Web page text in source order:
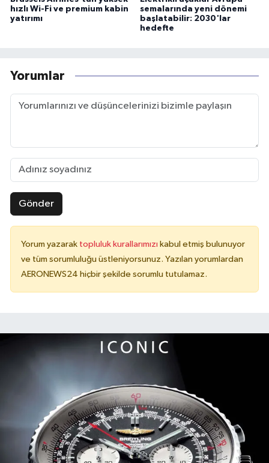
hızlı Wi-Fi ve premium kabin
yatırımı
semalarında yeni dönemi
başlatabilir: 2030'lar
hedefte
Yorumlar
Gönder
Yorum yazarak topluluk kurallarımızı kabul etmiş bulunuyor
ve tüm sorumluluğu üstleniyorsunuz. Yazılan yorumlardan
AERONEWS24 hiçbir şekilde sorumlu tutulamaz.